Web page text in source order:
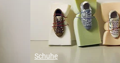
Schuhe